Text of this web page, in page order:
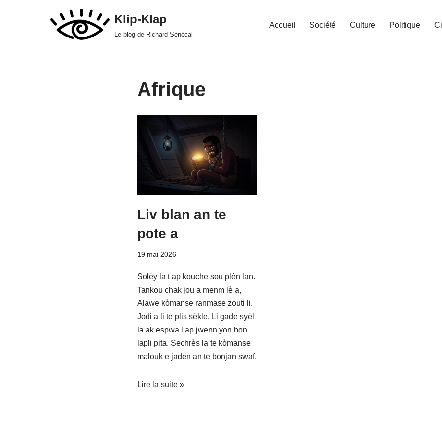
Klip-Klap
Le blog de Richard Sénécal
Accueil Société Culture Politique
Afrique
Liv blan an te
pote a
19 mai 2026
Solèy la t ap kouche sou plèn lan.
Tankou chak jou a menm lè a,
Alawe kòmanse ranmase zouti li.
Jodi a li te plis sèkle. Li gade syèl
la ak espwa l ap jwenn yon bon
lapli pita. Sechrès la te kòmanse
malouk e jaden an te bonjan swaf.
Lire la suite »